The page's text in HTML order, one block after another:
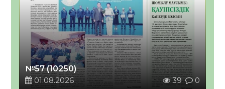
№57 (10250)
01.08.2026
39 0